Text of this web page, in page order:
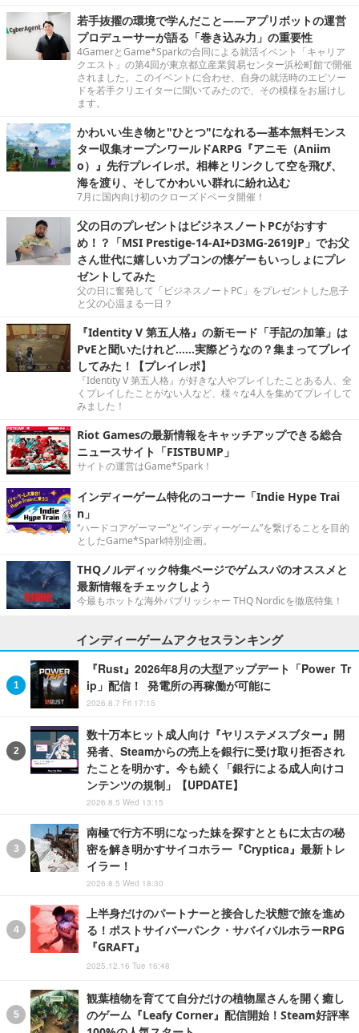
若手抜擢の環境で学んだこと――アプリボットの運営
プロデューサーが語る「巻き込み力」の重要性
4GamerとGame*Sparkの合同による就活イベント「キャリア
クエスト」の第4回が東京都立産業貿易センター浜松町館で開催
されました。このイベントに合わせ、自身の就活時のエピソー
ドを若手クリエイターに聞いてみたので、その模様をお届けし
ます。
かわいい生き物と"ひとつ"になれる―基本無料モンス
ター収集オープンワールドARPG『アニモ（Aniim
o）』先行プレイレポ。相棒とリンクして空を飛び、
海を渡り、そしてかわいい群れに紛れ込む
7月に国内向け初のクローズドベータ開催！
父の日のプレゼントはビジネスノートPCがおすす
め！？「MSI Prestige-14-AI+D3MG-2619JP」でお父
さん世代に嬉しいカプコンの懐ゲーもいっしょにプレ
ゼントしてみた
父の日に奮発して「ビジネスノートPC」をプレゼントした息子
と父の心温まる一日？
『Identity V 第五人格』の新モード「手記の加筆」は
PvEと聞いたけれど……実際どうなの？集まってプレイ
してみた！【プレイレポ】
『Identity V 第五人格』が好きな人やプレイしたことある人、全
くプレイしたことがない人など、様々な4人を集めてプレイして
みました！
Riot Gamesの最新情報をキャッチアップできる総合
ニュースサイト「FISTBUMP」
サイトの運営はGame*Spark！
インディーゲーム特化のコーナー「Indie Hype Trai
n」
“ハードコアゲーマー”と“インディーゲーム”を繋げることを目的
としたGame*Spark特別企画。
THQノルディック特集ページでゲムスパのオススメと
最新情報をチェックしよう
今最もホットな海外パブリッシャー THQ Nordicを徹底特集！
インディーゲームアクセスランキング
『Rust』2026年8月の大型アップデート「Power Tr
ip」配信！ 発電所の再稼働が可能に
2026.8.7 Fri 17:15
数十万本ヒット成人向け『ヤリステメスブター』開
発者、Steamからの売上を銀行に受け取り拒否され
たことを明かす。今も続く「銀行による成人向けコ
ンテンツの規制」【UPDATE】
2026.8.5 Wed 13:15
南極で行方不明になった妹を探すとともに太古の秘
密を解き明かすサイコホラー『Cryptica』最新トレ
イラー！
2026.8.5 Wed 18:30
上半身だけのパートナーと接合した状態で旅を進め
る！ポストサイバーパンク・サバイバルホラーRPG
『GRAFT』
2025.12.16 Tue 16:48
観葉植物を育てて自分だけの植物屋さんを開く癒し
のゲーム『Leafy Corner』配信開始！Steam好評率